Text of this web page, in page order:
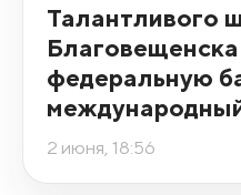
Талантливого
федеральную
2 июня, 18:56